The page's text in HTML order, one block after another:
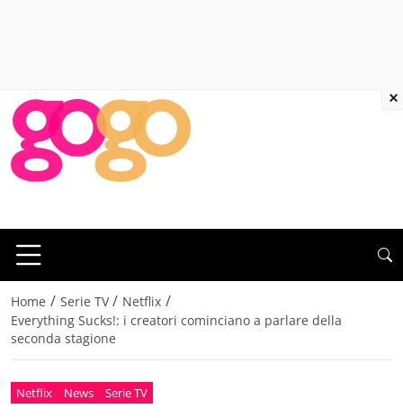
Home / Serie TV / Netflix /
Everything Sucks!: i creatori cominciano a parlare della
seconda stagione
Netflix News Serie TV
×